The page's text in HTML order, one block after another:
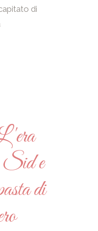
di
e
di